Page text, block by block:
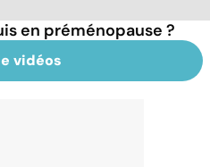
en préménopause ?
vidéos